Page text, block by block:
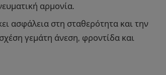
αρμονία.
ασφάλεια στη σταθερότητα και την
γεμάτη άνεση, φροντίδα και